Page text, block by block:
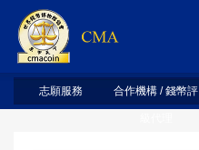
志願服務 合作機構 / 錢幣評